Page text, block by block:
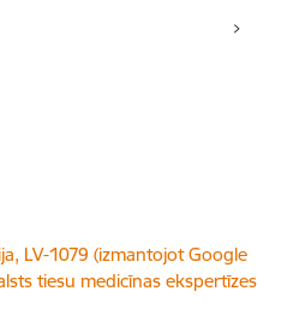
LV-1079 (izmantojot Google
tiesu medicīnas ekspertīzes